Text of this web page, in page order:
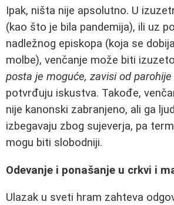
Ipak, ništa nije apsolutno. U
(kao što je bila pandemija), ili uz
nadležnog episkopa (koja se
molbe), venčanje može biti
posta je moguće, zavisi od
potvrđuju iskustva. Takođe,
nije kanonski zabranjeno, ali ga
izbegavaju zbog sujeverja, pa
mogu biti slobodniji.
Odevanje i ponašanje u crkvi i
Ulazak u sveti hram zahteva